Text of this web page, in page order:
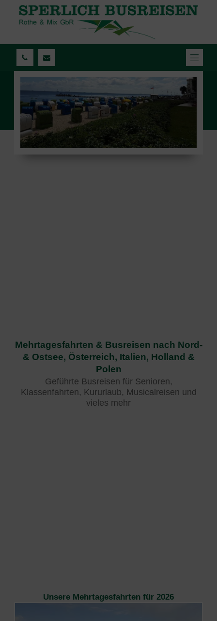
Mehrtagesfahrten & Busreisen nach Nord-
& Ostsee, Österreich, Italien, Holland &
Polen
Geführte Busreisen für Senioren,
Klassenfahrten, Kururlaub, Musicalreisen und
vieles mehr
Unsere Mehrtagesfahrten für 2026